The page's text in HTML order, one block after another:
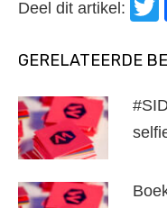
Deel dit artikel:
GERELATEERDE